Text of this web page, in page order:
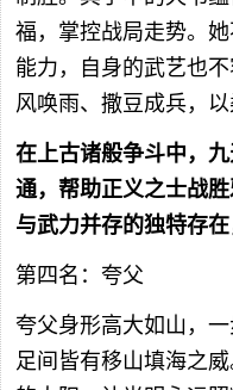
福，掌控战局走势。
能力，自身的武艺也
风唤雨、撒豆成兵，
在上古诸般争斗中，
通，帮助正义之士战
与武力并存的独特存在
第四名：夸父
夸父身形高大如山，
足间皆有移山填海之